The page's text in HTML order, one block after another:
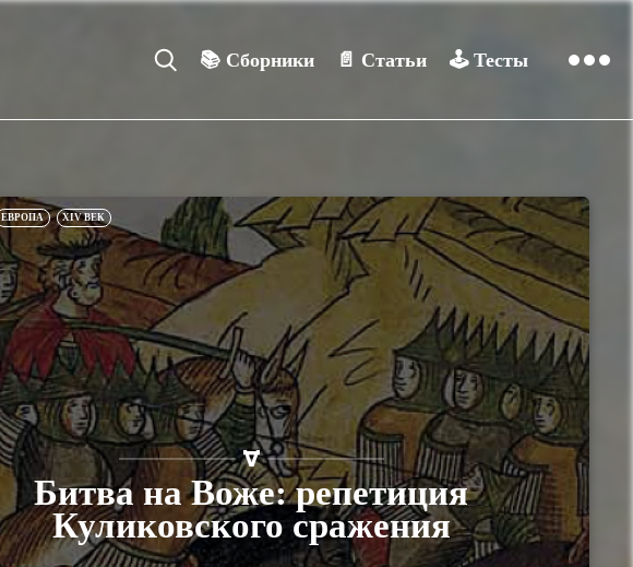
📚 Сборники 📄 Статьи 🕹️ Тесты
ЕВРОПА XIV ВЕК
Битва на Воже: репетиция
Куликовского сражения